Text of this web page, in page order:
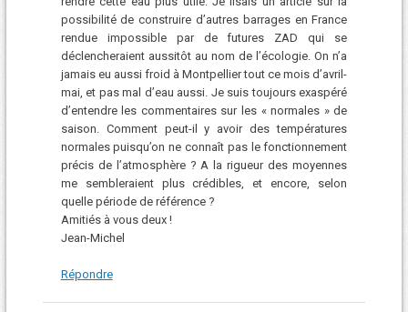
possibilité de construire d’autres barrages en France
rendue impossible par de futures ZAD qui se
déclencheraient aussitôt au nom de l’écologie. On n’a
jamais eu aussi froid à Montpellier tout ce mois d’avril-
mai, et pas mal d’eau aussi. Je suis toujours exaspéré
d’entendre les commentaires sur les « normales » de
saison. Comment peut-il y avoir des températures
normales puisqu’on ne connaît pas le fonctionnement
précis de l’atmosphère ? A la rigueur des moyennes
me sembleraient plus crédibles, et encore, selon
quelle période de référence ?
Amitiés à vous deux !
Jean-Michel
Répondre